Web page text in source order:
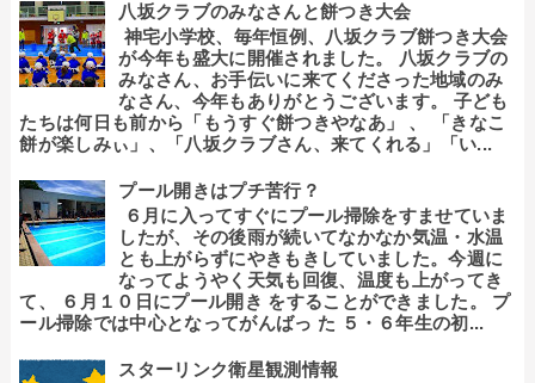
八坂クラブのみなさんと餅つき大会
神宅小学校、毎年恒例、八坂クラブ餅つき大会
が今年も盛大に開催されました。 八坂クラブの
みなさん、お手伝いに来てくださった地域のみ
なさん、今年もありがとうございます。 子ども
たちは何日も前から「もうすぐ餅つきやなあ」 、 「きなこ
餅が楽しみぃ」、「八坂クラブさん、来てくれる」「い...
プール開きはプチ苦行？
６月に入ってすぐにプール掃除をすませていま
したが、その後雨が続いてなかなか気温・水温
とも上がらずにやきもきしていました。今週に
なってようやく天気も回復、温度も上がってき
て、 ６月１０日にプール開き をすることができました。 プ
ール掃除では中心となってがんばっ た ５・６年生の初...
スターリンク衛星観測情報